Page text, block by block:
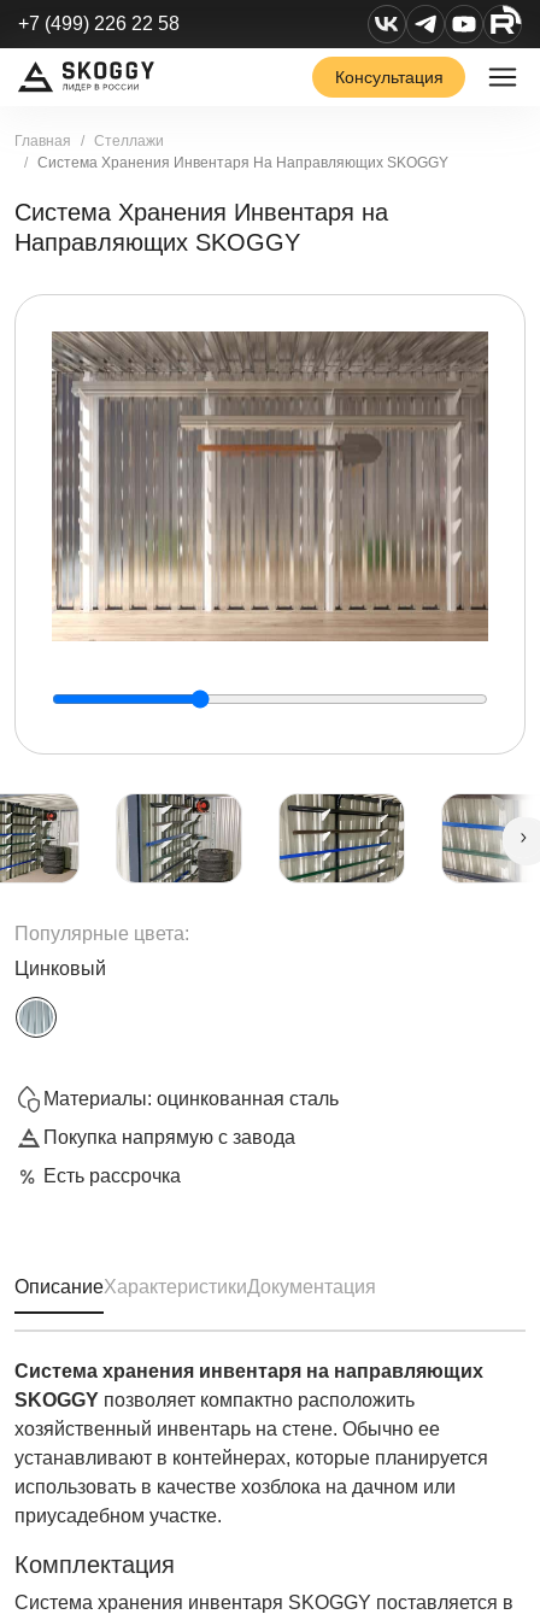
+7 (499) 226 22 58
Консультация
Главная
Стеллажи
Система Хранения Инвентаря На Направляющих SKOGGY
Система Хранения Инвентаря на
Направляющих SKOGGY
Популярные цвета:
Цинковый
Материалы: оцинкованная сталь
Покупка напрямую с завода
Есть рассрочка
ОписаниеХарактеристикиДокументация
Система хранения инвентаря на направляющих
SKOGGY позволяет компактно расположить
хозяйственный инвентарь на стене. Обычно ее
устанавливают в контейнерах, которые планируется
использовать в качестве хозблока на дачном или
приусадебном участке.
Комплектация
Система хранения инвентаря SKOGGY поставляется в